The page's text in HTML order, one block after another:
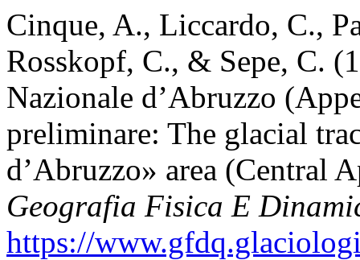
Cinque, A., Liccardo, C.,
Rosskopf, C., & Sepe, C.
Nazionale d’Abruzzo
preliminare: The glacial
d’Abruzzo» area (Central
Geografia Fisica E
https://